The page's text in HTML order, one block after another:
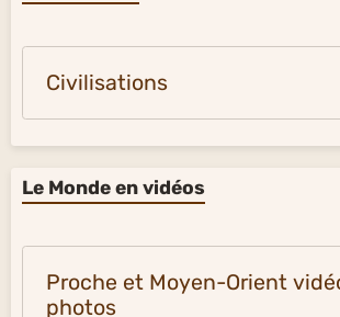
Civilisations
Le Monde en vidéos
Proche et Moyen-Orient
photos